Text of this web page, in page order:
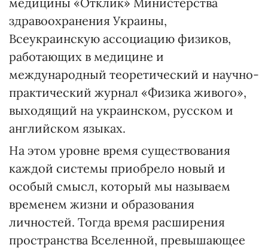
здравоохранения Украины,
Всеукраинскую ассоциацию физиков,
работающих в медицине и
международный теоретический и научно-
практический журнал «Физика живого»,
выходящий на украинском, русском и
английском языках.
На этом уровне время существования
каждой системы приобрело новый и
особый смысл, который мы называем
временем жизни и образования
личностей. Тогда время расширения
пространства Вселенной, превышающее